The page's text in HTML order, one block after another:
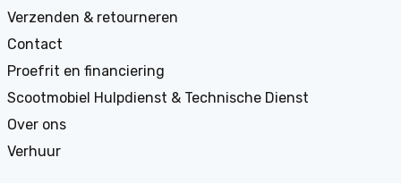
Verzenden & retourneren
Contact
Proefrit en financiering
Scootmobiel Hulpdienst & Technische Dienst
Over ons
Verhuur